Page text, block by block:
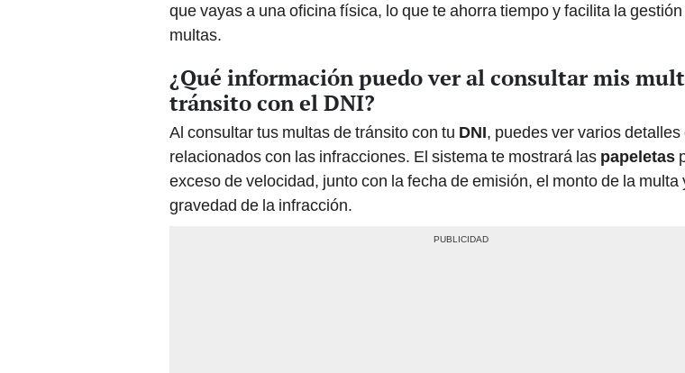
que vayas a una oficina física, lo que te ahorra tiempo y facilita la
multas.
¿Qué información puedo ver al consultar mis
tránsito con el DNI?
Al consultar tus multas de tránsito con tu DNI, puedes ver varios detalles
relacionados con las infracciones. El sistema te mostrará las papeletas
exceso de velocidad, junto con la fecha de emisión, el monto de la multa
gravedad de la infracción.